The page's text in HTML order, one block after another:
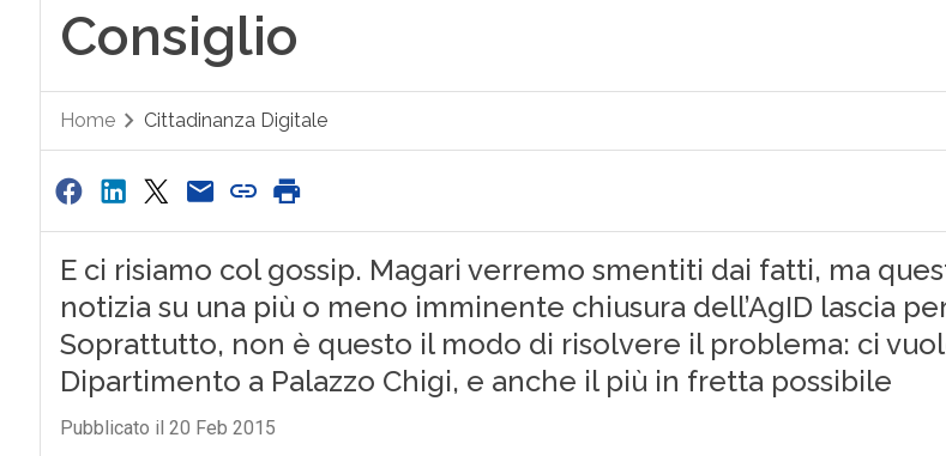
Consiglio
Home Cittadinanza Digitale
E ci risiamo col gossip. Magari verremo smentiti dai fatti, ma
notizia su una più o meno imminente chiusura dell’AgID lascia
Soprattutto, non è questo il modo di risolvere il problema: ci
Dipartimento a Palazzo Chigi, e anche il più in fretta possibile
Pubblicato il 20 Feb 2015